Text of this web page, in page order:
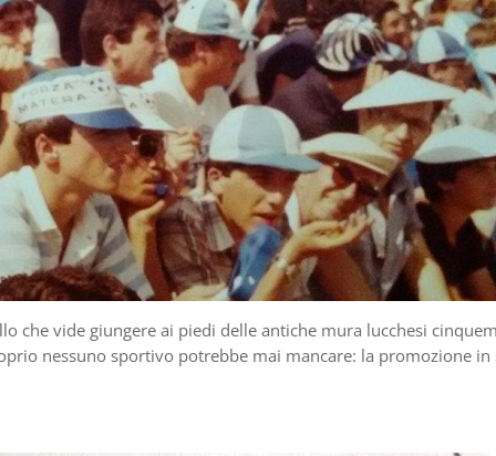
che vide giungere ai piedi delle antiche mura lucchesi
nessuno sportivo potrebbe mai mancare: la promozione in